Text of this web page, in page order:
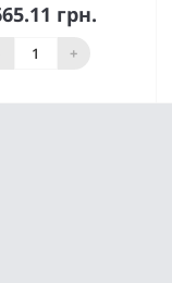
грн.
+
Купити